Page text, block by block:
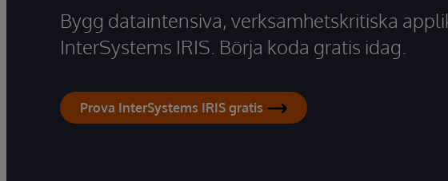
Bygg dataintensiva, verksamhetskritiska
InterSystems IRIS. Börja koda gratis idag.
Prova InterSystems IRIS gratis